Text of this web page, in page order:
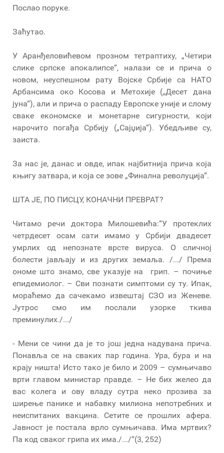
Послао поруке.
Заћутао.
У Аранђеловићевом прозном тетраптиху, „Четири
слике српске апокалипсе“, налази се и прича о
новом, неуспешном рату Војске Србије са НАТО
Арбансима око Косова и Метохије („Десет дана
јуна“), али и прича о распаду Европске уније и слому
сваке економске и монетарне сигурности, који
нарочито погађа Србију („Сајџија“). Убедљиве су,
заиста.
За нас је, данас и овде, ипак најбитнија прича која
књигу затвара, и која се зове „Финална револуција“.
ШТА ЈЕ, ПО ПИСЦУ, КОНАЧНИ ПРЕВРАТ?
Читамо речи доктора Милошевића:“У протеклих
четрдесет осам сати имамо у Србији двадесет
умрлих од непознате врсте вируса. О сличној
болести јављају и из других земаља. /.../ Према
ономе што знамо, све указује на грип. – почиње
епидемиолог. – Сви познати симптоми су ту. Ипак,
мораћемо да сачекамо извештај СЗО из Женеве.
Јутрос смо им послали узорке ткива
преминулих./.../
- Мени се чини да је то још једна надувана прича.
Понавља се на сваких пар година. Ура, бура и на
крају ништа! Исто тако је било и 2009 – сумњичаво
врти главом министар правде. – Не бих желео да
вас колега и ову владу сутра неко прозива за
ширење панике и набавку милиона непотребних и
неиспитаних вакцина. Сетите се прошлих афера.
Јавност је постала врло сумњичава. Има мртвих?
Па код сваког грипа их има./.../“(3, 252)